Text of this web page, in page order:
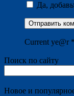
Да,
Current ye@r *
Поиск по сайту
Новое и